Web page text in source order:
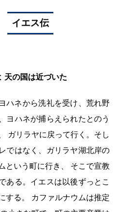
イエス伝
の国は近づいた
ハネから洗礼を受け、荒れ野
ヨハネが捕らえられたとのう
ガリラヤに戻って行く。そし
ではなく、ガリラヤ湖北岸の
という町に行き、 そこで宣教
ある。イエスは以後ずっとこ
する。 カファルナウムは推定